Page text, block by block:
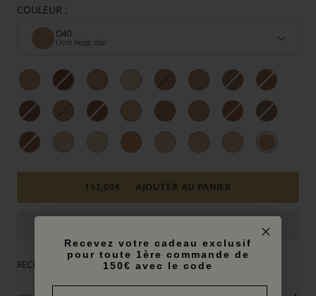
COULEUR :
O40
Ocre beige clair
152,00€ AJOUTER AU PANIER
RECEVEZ UN CADEAU EXCLUSIF DES 250€ D'ACHAT
Recevez votre cadeau exclusif
pour toute 1ère commande de
150€ avec le code